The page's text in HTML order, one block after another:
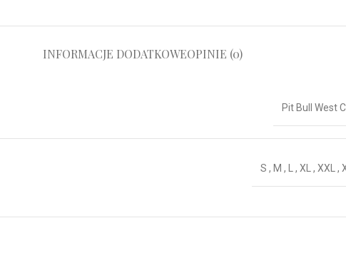
INFORMACJE DODATKOWEOPINIE (0)
Pit Bull West
S , M , L , XL , XXL ,